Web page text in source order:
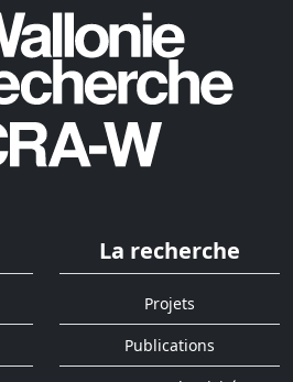
La recherche
Projets
Publications